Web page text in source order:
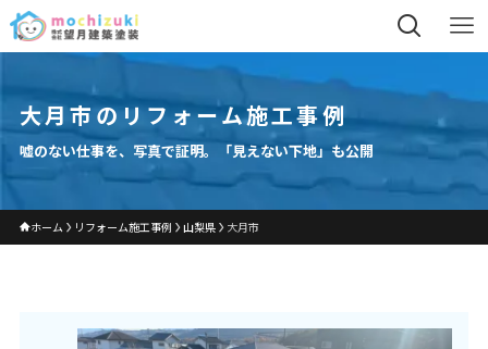
大月市のリフォーム施工事例
嘘のない仕事を、写真で証明。「見えない下地」も公開
ホーム リフォーム施工事例 山梨県 大月市